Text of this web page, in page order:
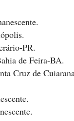
PR.
de Feira-BA.
Cruz de